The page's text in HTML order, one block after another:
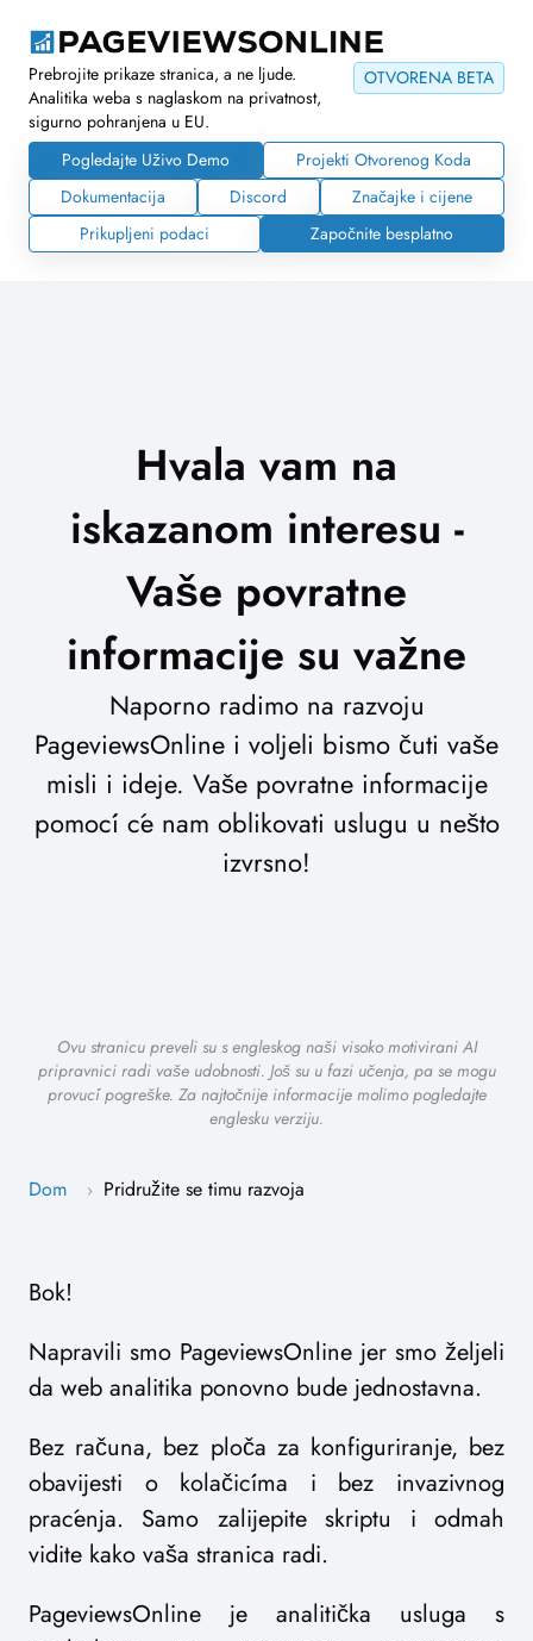
OTVORENA BETA
Prebrojite prikaze stranica, a ne ljude.
Analitika weba s naglaskom na privatnost,
sigurno pohranjena u EU.
Pogledajte Uživo Demo
Projekti Otvorenog Koda
Dokumentacija
Discord
Značajke i cijene
Prikupljeni podaci
Započnite besplatno
Hvala vam na
iskazanom interesu -
Vaše povratne
informacije su važne
Naporno radimo na razvoju
PageviewsOnline i voljeli bismo čuti vaše
misli i ideje. Vaše povratne informacije
pomoći će nam oblikovati uslugu u nešto
izvrsno!
Ovu stranicu preveli su s engleskog naši visoko motivirani AI
pripravnici radi vaše udobnosti. Još su u fazi učenja, pa se mogu
provući pogreške. Za najtočnije informacije molimo pogledajte
englesku verziju.
Dom › Pridružite se timu razvoja
Bok!
Napravili smo PageviewsOnline jer smo željeli
da web analitika ponovno bude jednostavna.
Bez računa, bez ploča za konfiguriranje, bez
obavijesti o kolačićima i bez invazivnog
praćenja. Samo zalijepite skriptu i odmah
vidite kako vaša stranica radi.
PageviewsOnline je analitička usluga s